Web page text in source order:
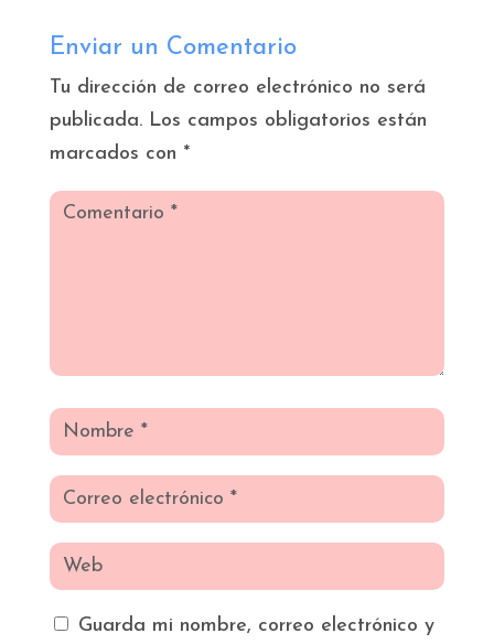
Enviar un Comentario
Tu dirección de correo electrónico no será
publicada. Los campos obligatorios están
marcados con *
Guarda mi nombre, correo electrónico y